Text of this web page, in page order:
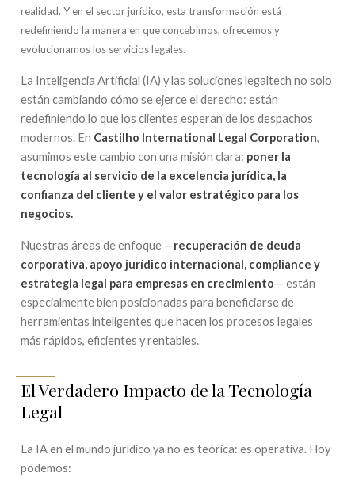
realidad. Y en el sector jurídico, esta transformación está
redefiniendo la manera en que concebimos, ofrecemos y
evolucionamos los servicios legales.
La Inteligencia Artificial (IA) y las soluciones legaltech no solo
están cambiando cómo se ejerce el derecho: están
redefiniendo lo que los clientes esperan de los despachos
modernos. En Castilho International Legal Corporation,
asumimos este cambio con una misión clara: poner la
tecnología al servicio de la excelencia jurídica, la
confianza del cliente y el valor estratégico para los
negocios.
Nuestras áreas de enfoque —recuperación de deuda
corporativa, apoyo jurídico internacional, compliance y
estrategia legal para empresas en crecimiento— están
especialmente bien posicionadas para beneficiarse de
herramientas inteligentes que hacen los procesos legales
más rápidos, eficientes y rentables.
El Verdadero Impacto de la Tecnología
Legal
La IA en el mundo jurídico ya no es teórica: es operativa. Hoy
podemos: